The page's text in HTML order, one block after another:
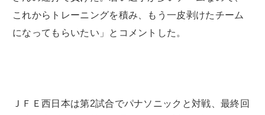
これからトレーニングを積み、もう一皮剥けたチーム
になってもらいたい」とコメントした。
ＪＦＥ西日本は第2試合でパナソニックと対戦、最終回